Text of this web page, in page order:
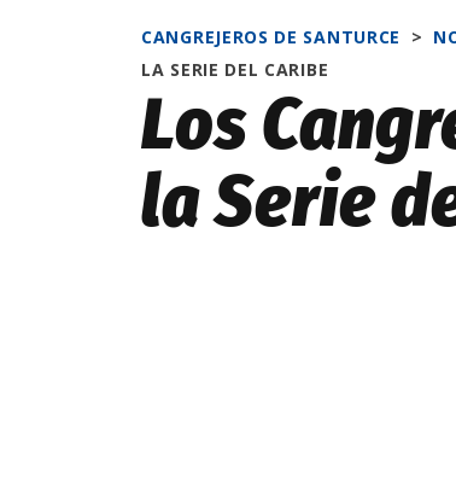
CANGREJEROS DE SANTURCE >
LA SERIE DEL CARIBE
Los
la Serie